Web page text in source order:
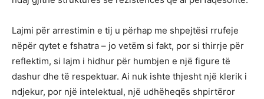
Lajmi për arrestimin e tij u përhap me shpejtësi rrufeje
nëpër qytet e fshatra – jo vetëm si fakt, por si thirrje për
reflektim, si lajm i hidhur për humbjen e një figure të
dashur dhe të respektuar. Ai nuk ishte thjesht një klerik i
ndjekur, por një intelektual, një udhëheqës shpirtëror